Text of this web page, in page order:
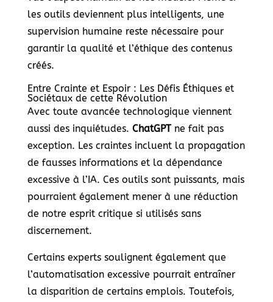
les outils deviennent plus intelligents, une
supervision humaine reste nécessaire pour
garantir la qualité et l’éthique des contenus
créés.
Entre Crainte et Espoir : Les Défis Éthiques et
Sociétaux de cette Révolution
Avec toute avancée technologique viennent
aussi des inquiétudes. ChatGPTne fait pas
exception. Les craintes incluent la propagation
de fausses informations et la dépendance
excessive à l’IA. Ces outils sont puissants, mais
pourraient également mener à une réduction
de notre esprit critique si utilisés sans
discernement.
Certains experts soulignent également que
l’automatisation excessive pourrait entraîner
la disparition de certains emplois. Toutefois,